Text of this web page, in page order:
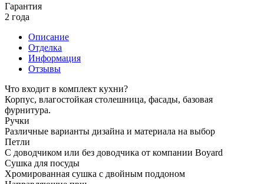
Гарантия
2 года
Описание
Отделка
Информация
Отзывы
Что входит в комплект кухни?
Корпус, влагостойкая столешница, фасады, базовая
фурнитура.
Ручки
Различные варианты дизайна и материала на выбор
Петли
С доводчиком или без доводчика от компании Boyard
Сушка для посуды
Хромированная сушка с двойным поддоном